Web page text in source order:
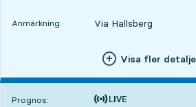
Anmärkning: Via Hallsberg
Visa fler
Prognos:
Tiden är prognos